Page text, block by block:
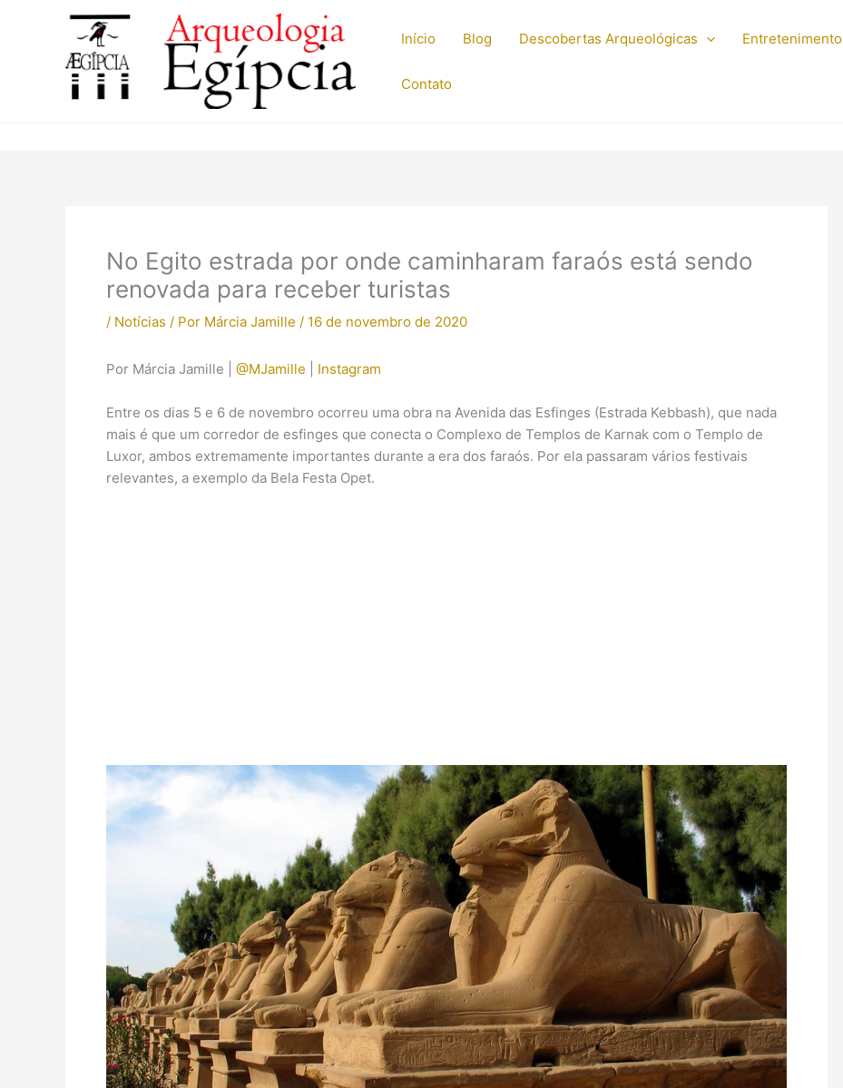
Início Blog Descobertas Arqueológicas Entretenimento
Contato
No Egito estrada por onde caminharam faraós está sendo
renovada para receber turistas
/ Notícias / Por Márcia Jamille / 16 de novembro de 2020
Por Márcia Jamille | @MJamille Instagram
Entre os dias 5 e 6 de novembro ocorreu uma obra na Avenida das Esfinges (Estrada Kebbash), que nada
mais é que um corredor de esfinges que conecta o Complexo de Templos de Karnak com o Templo de
Luxor, ambos extremamente importantes durante a era dos faraós. Por ela passaram vários festivais
relevantes, a exemplo da Bela Festa Opet.